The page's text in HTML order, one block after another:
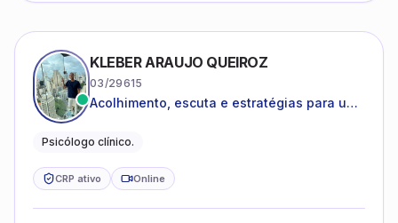
KLEBER ARAUJO QUEIROZ
03/29615
Acolhimento, escuta e estratégias para uma
Psicólogo clínico.
CRP ativo Online